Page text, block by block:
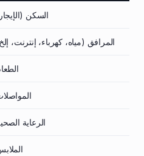
السكن (الإيجار)
المرافق (مياه، كهرباء، إنترنت، إلخ)
الطعام
المواصلات
الرعاية الصحية
الملابس